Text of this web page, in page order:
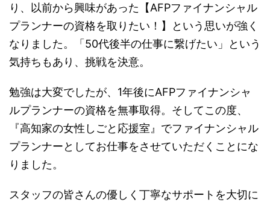
り、以前から興味があった【AFPファイナンシャル
プランナーの資格を取りたい！】という思いが強く
なりました。「50代後半の仕事に繋げたい」という
気持ちもあり、挑戦を決意。
勉強は大変でしたが、1年後にAFPファイナンシャ
ルプランナーの資格を無事取得。そしてこの度、
『高知家の女性しごと応援室』でファイナンシャル
プランナーとしてお仕事をさせていただくことにな
りました。
スタッフの皆さんの優しく丁寧なサポートを大切に